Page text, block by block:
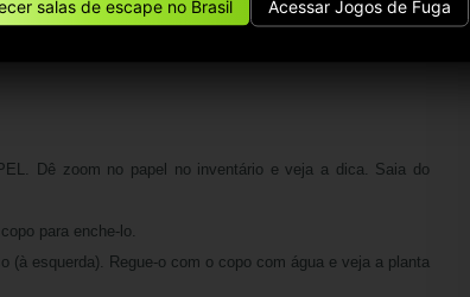
salas de escape no Brasil Acessar Jogos de Fuga
Dê zoom no papel no inventário e veja a dica. Saia do
para enche-lo.
(à esquerda). Regue-o com o copo com água e veja a planta